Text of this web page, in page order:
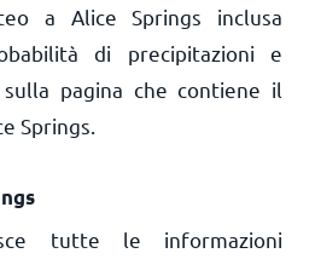
a Alice Springs inclusa
di precipitazioni e
pagina che contiene il
Springs.
tutte le informazioni